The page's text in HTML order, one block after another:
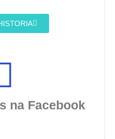
na Facebook